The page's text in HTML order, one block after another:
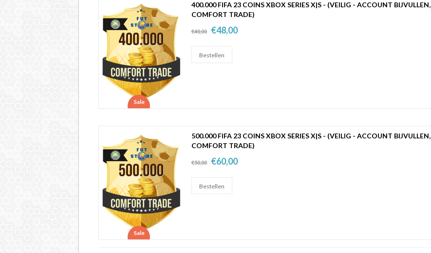
Sale
400.000 FIFA 23 COINS XBOX SERIES X|S - (VEILIG - ACCOUNT BIJVULLEN,
COMFORT TRADE)
€40,00 €48,00
Sale
500.000 FIFA 23 COINS XBOX SERIES X|S - (VEILIG - ACCOUNT BIJVULLEN,
COMFORT TRADE)
€50,00 €60,00